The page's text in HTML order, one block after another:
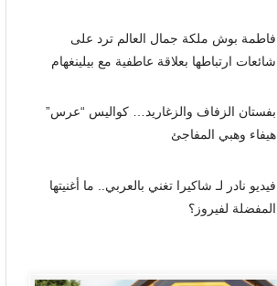
فاطمة بوش ملكة جمال العالم ترد على
شائعات ارتباطها بعلاقة عاطفية مع بيلينغهام
بفستان الزفاف والزغاريد… كواليس “عرس”
هيفاء وهبي المفاجئ
فيديو نادر لـ شاكيرا تغني بالعربي.. ما أغنيتها
المفضلة لفيروز؟